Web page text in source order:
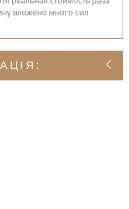
вложено много сил